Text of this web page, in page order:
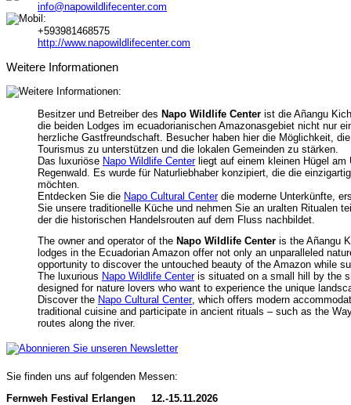
info@napowildlifecenter.com
+593981468575
http://www.napowildlifecenter.com
Weitere Informationen
Besitzer und Betreiber des Napo Wildlife Center ist die Añangu
die beiden Lodges im ecuadorianischen Amazonasgebiet nicht nur
herzliche Gastfreundschaft. Besucher haben hier die Möglichkeit,
Tourismus zu unterstützen und die lokalen Gemeinden zu stärken.
Das luxuriöse Napo Wildlife Center liegt auf einem kleinen Hügel
Regenwald. Es wurde für Naturliebhaber konzipiert, die die
möchten.
Entdecken Sie die Napo Cultural Center die moderne Unterkünfte,
Sie unsere traditionelle Küche und nehmen Sie an uralten Ritualen
der die historischen Handelsrouten auf dem Fluss nachbildet.
The owner and operator of the Napo Wildlife Center is the Añangu
lodges in the Ecuadorian Amazon offer not only an unparalleled
opportunity to discover the untouched beauty of the Amazon while
The luxurious Napo Wildlife Center is situated on a small hill by the
designed for nature lovers who want to experience the unique
Discover the Napo Cultural Center, which offers modern
traditional cuisine and participate in ancient rituals – such as the
routes along the river.
Sie finden uns auf folgenden Messen:
Fernweh Festival Erlangen 12.-15.11.2026